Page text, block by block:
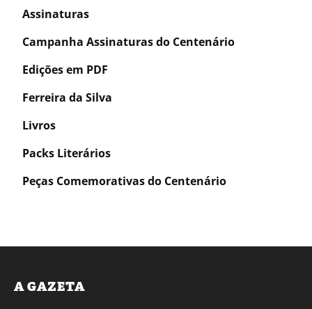
Assinaturas
Campanha Assinaturas do Centenário
Edições em PDF
Ferreira da Silva
Livros
Packs Literários
Peças Comemorativas do Centenário
A GAZETA